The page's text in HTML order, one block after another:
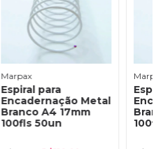
Marpax
Espiral para
Encadernação Metal
Branco A4 17mm
100fls 50un